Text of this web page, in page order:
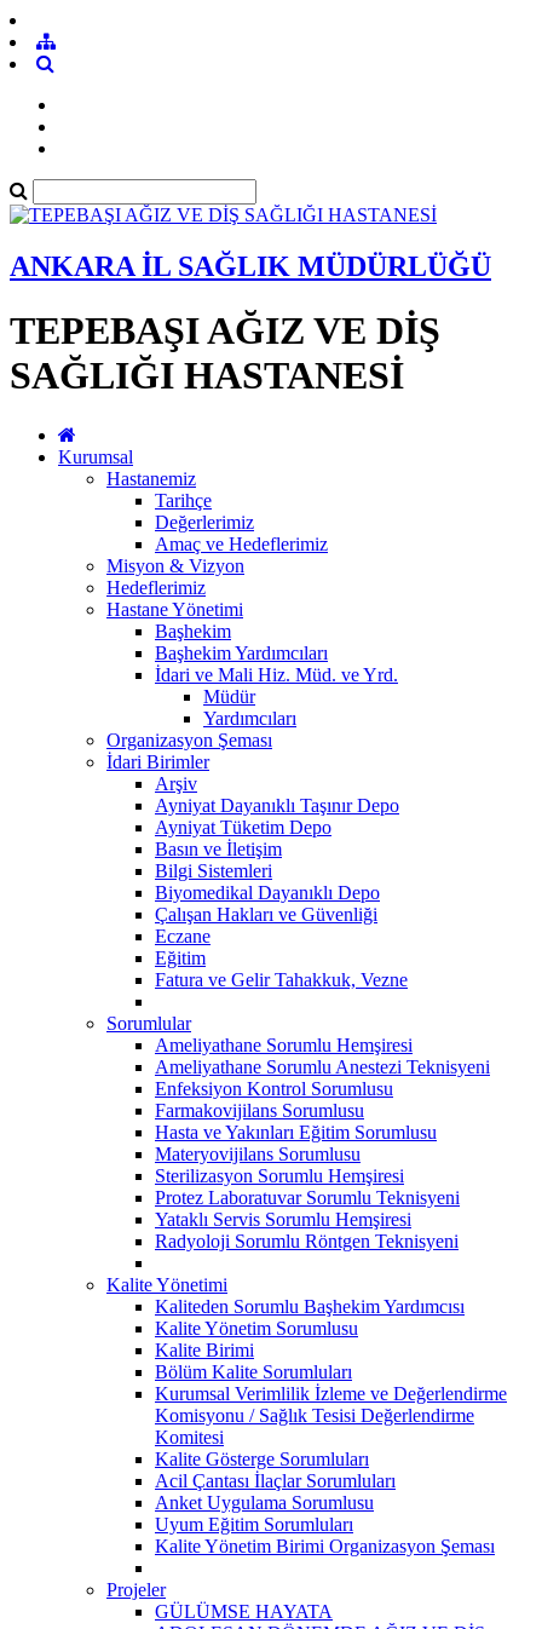
ANKARA İL SAĞLIK MÜDÜRLÜĞÜ
TEPEBAŞI AĞIZ VE DİŞ
SAĞLIĞI HASTANESİ
Kurumsal
Hastanemiz
Tarihçe
Değerlerimiz
Amaç ve Hedeflerimiz
Misyon & Vizyon
Hedeflerimiz
Hastane Yönetimi
Başhekim
Başhekim Yardımcıları
İdari ve Mali Hiz. Müd. ve Yrd.
Müdür
Yardımcıları
Organizasyon Şeması
İdari Birimler
Arşiv
Ayniyat Dayanıklı Taşınır Depo
Ayniyat Tüketim Depo
Basın ve İletişim
Bilgi Sistemleri
Biyomedikal Dayanıklı Depo
Çalışan Hakları ve Güvenliği
Eczane
Eğitim
Fatura ve Gelir Tahakkuk, Vezne
Sorumlular
Ameliyathane Sorumlu Hemşiresi
Ameliyathane Sorumlu Anestezi Teknisyeni
Enfeksiyon Kontrol Sorumlusu
Farmakovijilans Sorumlusu
Hasta ve Yakınları Eğitim Sorumlusu
Materyovijilans Sorumlusu
Sterilizasyon Sorumlu Hemşiresi
Protez Laboratuvar Sorumlu Teknisyeni
Yataklı Servis Sorumlu Hemşiresi
Radyoloji Sorumlu Röntgen Teknisyeni
Kalite Yönetimi
Kaliteden Sorumlu Başhekim Yardımcısı
Kalite Yönetim Sorumlusu
Kalite Birimi
Bölüm Kalite Sorumluları
Kurumsal Verimlilik İzleme ve Değerlendirme
Komisyonu / Sağlık Tesisi Değerlendirme
Komitesi
Kalite Gösterge Sorumluları
Acil Çantası İlaçlar Sorumluları
Anket Uygulama Sorumlusu
Uyum Eğitim Sorumluları
Kalite Yönetim Birimi Organizasyon Şeması
Projeler
GÜLÜMSE HAYATA